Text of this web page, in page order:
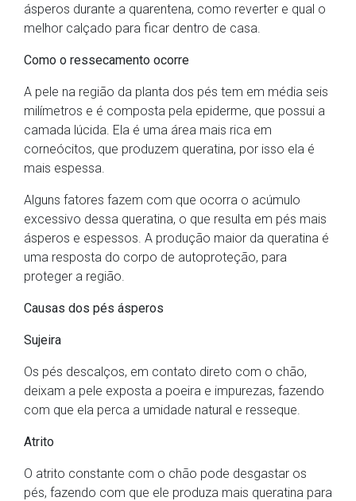
ásperos durante a quarentena, como reverter e qual o
melhor calçado para ficar dentro de casa.
Como o ressecamento ocorre
A pele na região da planta dos pés tem em média seis
milímetros e é composta pela epiderme, que possui a
camada lúcida. Ela é uma área mais rica em
corneócitos, que produzem queratina, por isso ela é
mais espessa.
Alguns fatores fazem com que ocorra o acúmulo
excessivo dessa queratina, o que resulta em pés mais
ásperos e espessos. A produção maior da queratina é
uma resposta do corpo de autoproteção, para
proteger a região.
Causas dos pés ásperos
Sujeira
Os pés descalços, em contato direto com o chão,
deixam a pele exposta a poeira e impurezas, fazendo
com que ela perca a umidade natural e resseque.
Atrito
O atrito constante com o chão pode desgastar os
pés, fazendo com que ele produza mais queratina para